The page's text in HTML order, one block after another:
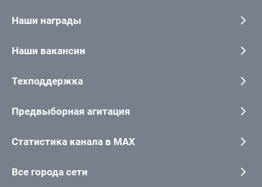
Наши награды
Наши вакансии
Техподдержка
Предвыборная агитация
Статистика канала в MAX
Все города сети